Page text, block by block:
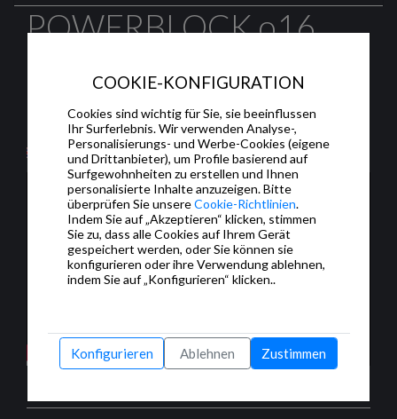
POWERBLOCK o16
SPOT
outputs 16A (16 On/Off or 8 shutter/blinds)
COOKIE-KONFIGURATION
Cookies sind wichtig für Sie, sie beeinflussen
Ihr Surferlebnis. Wir verwenden Analyse-,
Personalisierungs- und Werbe-Cookies (eigene
und Drittanbieter), um Profile basierend auf
Surfgewohnheiten zu erstellen und Ihnen
personalisierte Inhalte anzuzeigen. Bitte
überprüfen Sie unsereCookie-Richtlinien.
Indem Sie auf „Akzeptieren“ klicken, stimmen
Sie zu, dass alle Cookies auf Ihrem Gerät
gespeichert werden, oder Sie können sie
konfigurieren oder ihre Verwendung ablehnen,
indem Sie auf „Konfigurieren“ klicken..
Konfigurieren Ablehnen Zustimmen